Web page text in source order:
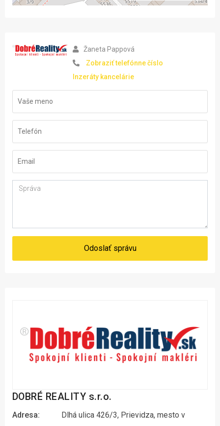
Žaneta Pappová
Zobraziť telefónne číslo
Inzeráty kancelárie
Odoslať správu
DOBRÉ REALITY s.r.o.
Adresa:
Dlhá ulica 426/3, Prievidza, mesto v